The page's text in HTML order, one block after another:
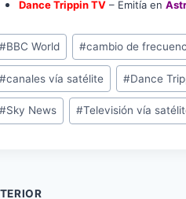
Dance Trippin TV – Emitía en
la
#BBC World #cambio de
#canales vía satélite #Dance
#Sky News #Televisión vía